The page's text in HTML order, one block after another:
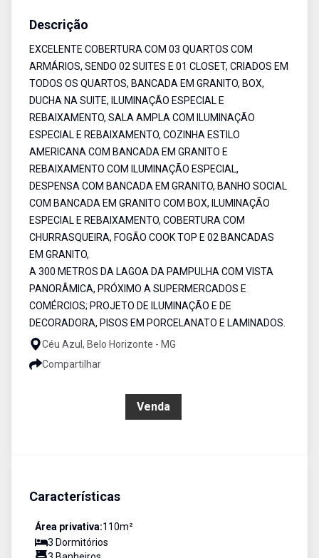
Descrição
EXCELENTE COBERTURA COM 03 QUARTOS COM
ARMÁRIOS, SENDO 02 SUITES E 01 CLOSET, CRIADOS EM
TODOS OS QUARTOS, BANCADA EM GRANITO, BOX,
DUCHA NA SUITE, ILUMINAÇÃO ESPECIAL E
REBAIXAMENTO, SALA AMPLA COM ILUMINAÇÃO
ESPECIAL E REBAIXAMENTO, COZINHA ESTILO
AMERICANA COM BANCADA EM GRANITO E
REBAIXAMENTO COM ILUMINAÇÃO ESPECIAL,
DESPENSA COM BANCADA EM GRANITO, BANHO SOCIAL
COM BANCADA EM GRANITO COM BOX, ILUMINAÇÃO
ESPECIAL E REBAIXAMENTO, COBERTURA COM
CHURRASQUEIRA, FOGÃO COOK TOP E 02 BANCADAS
EM GRANITO,
A 300 METROS DA LAGOA DA PAMPULHA COM VISTA
PANORÂMICA, PRÓXIMO A SUPERMERCADOS E
COMÉRCIOS; PROJETO DE ILUMINAÇÃO E DE
DECORADORA, PISOS EM PORCELANATO E LAMINADOS.
Céu Azul, Belo Horizonte - MG
Compartilhar
Venda
Características
Área privativa:110m²
3 Dormitórios